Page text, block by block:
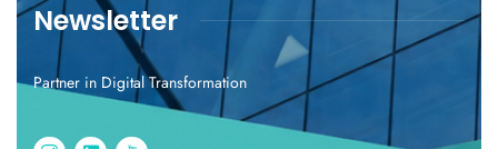
Newsletter
Partner in Digital Transformation